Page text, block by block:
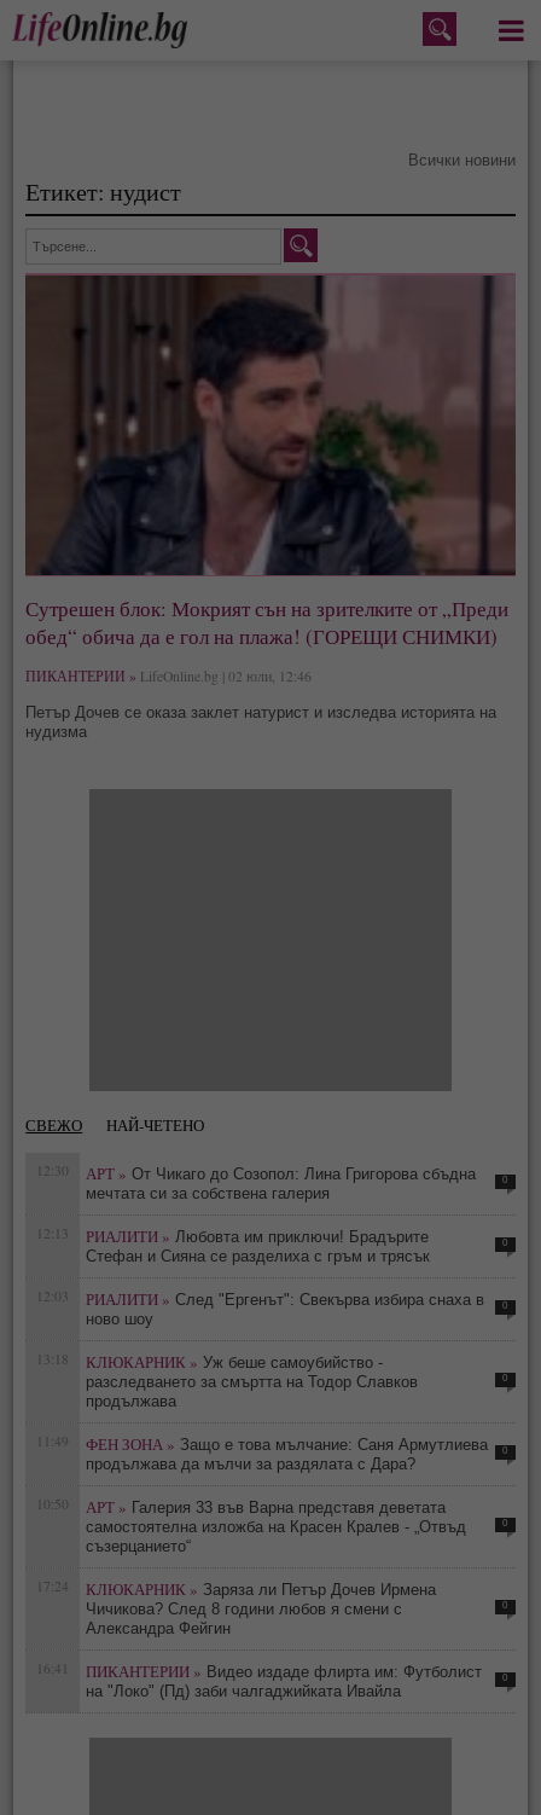
Меню
Всички новини
Етикет: нудист
Сутрешен блок: Мокрият сън на зрителките от „Преди
обед“ обича да е гол на плажа! (ГОРЕЩИ СНИМКИ)
ПИКАНТЕРИИ » LifeOnline.bg | 02 юли, 12:46
Петър Дочев се оказа заклет натурист и изследва историята на
нудизма
СВЕЖО НАЙ-ЧЕТЕНО
12:30 АРТ » От Чикаго до Созопол: Лина Григорова сбъдна
мечтата си за собствена галерия
0
12:13 РИАЛИТИ » Любовта им приключи! Брадърите
Стефан и Сияна се разделиха с гръм и трясък
0
12:03 РИАЛИТИ » След "Ергенът": Свекърва избира снаха в
ново шоу
0
13:18 КЛЮКАРНИК » Уж беше самоубийство -
разследването за смъртта на Тодор Славков
продължава
0
11:49 ФЕН ЗОНА » Защо е това мълчание: Саня Армутлиева
продължава да мълчи за раздялата с Дара?
0
10:50 АРТ » Галерия 33 във Варна представя деветата
самостоятелна изложба на Красен Кралев - „Отвъд
съзерцанието“
0
17:24 КЛЮКАРНИК » Заряза ли Петър Дочев Ирмена
Чичикова? След 8 години любов я смени с
Александра Фейгин
0
16:41 ПИКАНТЕРИИ » Видео издаде флирта им: Футболист
на "Локо" (Пд) заби чалгаджийката Ивайла
0